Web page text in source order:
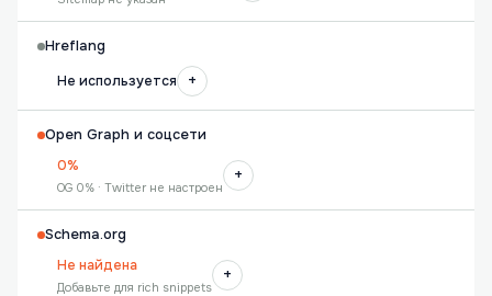
Hreflang
Не используется
+
Open Graph и соцсети
0%
OG 0% · Twitter не настроен
+
Schema.org
Не найдена
Добавьте для rich snippets
+